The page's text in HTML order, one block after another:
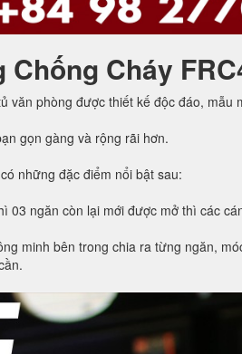
Chống Cháy
văn phòng được thiết kế độc đáo,
gọn gàng và rộng rãi hơn.
những đặc điểm nổi bật sau:
03 ngăn còn lại mới được mở thì các
minh bên trong chia ra từng ngăn,